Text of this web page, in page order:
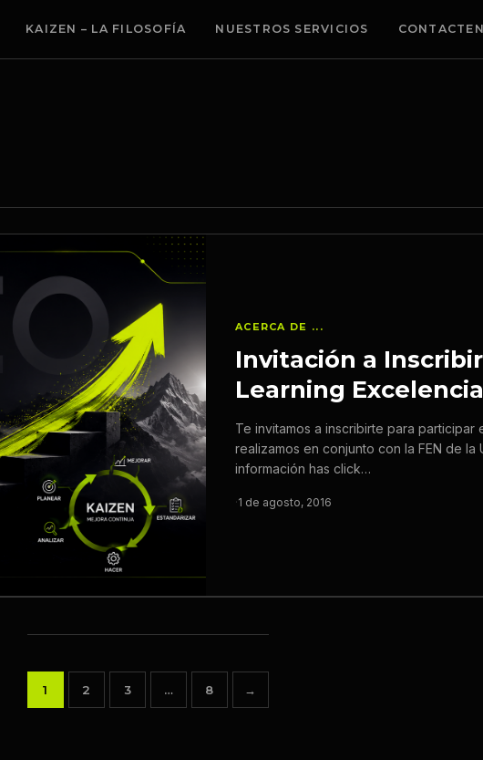
KAIZEN – LA FILOSOFÍA NUESTROS SERVICIOS
ACERCA DE ...
Invitación a
Learning
Te invitamos a inscribirte para
realizamos en conjunto con la FEN de
información has click…
·1 de agosto, 2016
Paginación
1 2 3 … 8 →